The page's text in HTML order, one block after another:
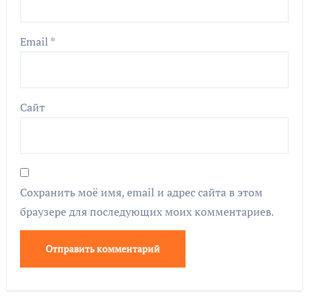
Email *
Сайт
Сохранить моё имя, email и адрес сайта в этом
браузере для последующих моих комментариев.